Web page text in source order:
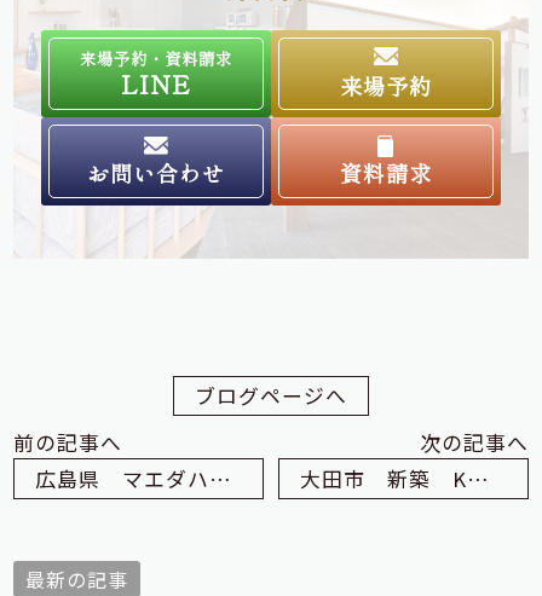
来場予約・資料請求
LINE 来場予約
お問い合わせ 資料請求
ブログページへ
前の記事へ
広島県 マエダハウジング様視察
次の記事へ
大田市 新築 K様邸 ご契約
最新の記事